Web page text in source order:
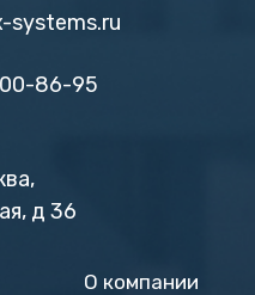
systems.ru
86-95
д 36
О компании